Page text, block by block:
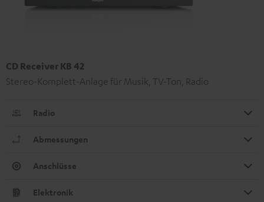
CD Receiver KB 42
Stereo-Komplett-Anlage für Musik, TV-Ton, Radio
Radio
Abmessungen
Anschlüsse
Elektronik